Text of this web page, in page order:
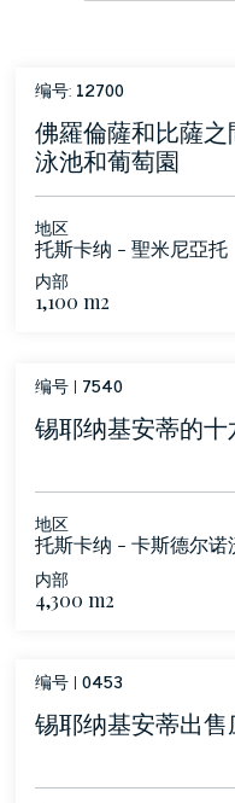
编号: 12700
佛羅倫薩和比薩
泳池和葡萄園
地区
托斯卡纳 - 聖米尼亞托
内部
1,100 m2
编号 | 7540
锡耶纳基安蒂的
地区
托斯卡纳 - 卡斯德尔诺
贝拉登卡
内部
4,300 m2
编号 | 0453
锡耶纳基安蒂出售